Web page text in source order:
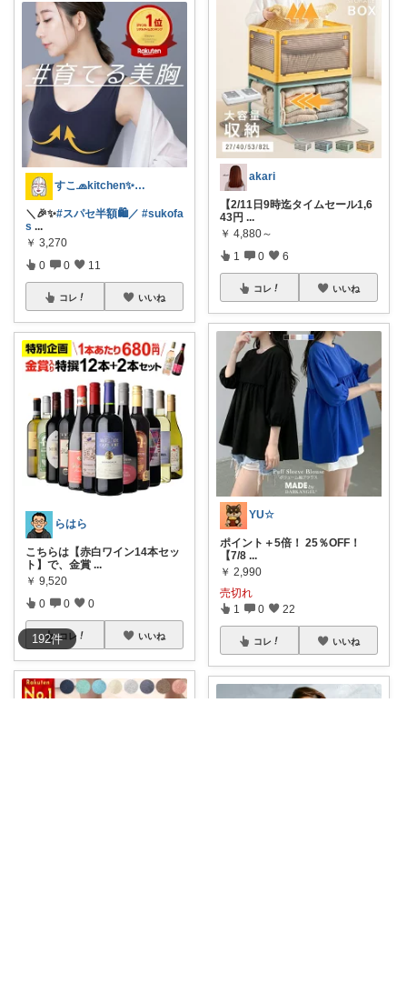
192件
すこ🧢kitchen✨interior
＼🎉✨#スパセ半額🛍️／ #sukofa
s ...
￥ 3,270
0 0 11
コレ いいね
らはら
こちらは【赤白ワイン14本セッ
ト】で、金賞 ...
￥ 9,520
0 0 0
コレ いいね
akari
【2/11日9時迄タイムセール1,6
43円 ...
￥ 4,880～
1 0 6
コレ いいね
YU☆
ポイント＋5倍！ 25％OFF！
【7/8 ...
￥ 2,990
売切れ
1 0 22
コレ いいね